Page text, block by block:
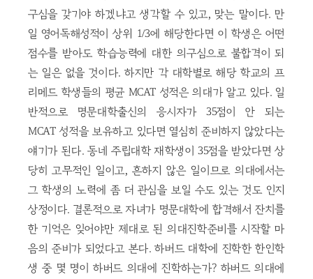
구심을 갖기야 하겠냐고 생각할 수 있고, 맞는 말이다. 만
일 영어독해성적이 상위 1/3에 해당한다면 이 학생은 어떤
점수를 받아도 학습능력에 대한 의구심으로 불합격이 되
는 일은 없을 것이다. 하지만 각 대학별로 해당 학교의 프
리메드 학생들의 평균 MCAT 성적은 의대가 알고 있다. 일
반적으로 명문대학출신의 응시자가 35점이 안 되는
MCAT 성적을 보유하고 있다면 열심히 준비하지 않았다는
얘기가 된다. 동네 주립대학 재학생이 35점을 받았다면 상
당히 고무적인 일이고, 흔하지 않은 일이므로 의대에서는
그 학생의 노력에 좀 더 관심을 보일 수도 있는 것도 인지
상정이다. 결론적으로 자녀가 명문대학에 합격해서 잔치를
한 기억은 잊어야만 제대로 된 의대진학준비를 시작할 마
음의 준비가 되었다고 본다. 하버드 대학에 진학한 한인학
생 중 몇 명이 하버드 의대에 진학하는가? 하버드 의대에